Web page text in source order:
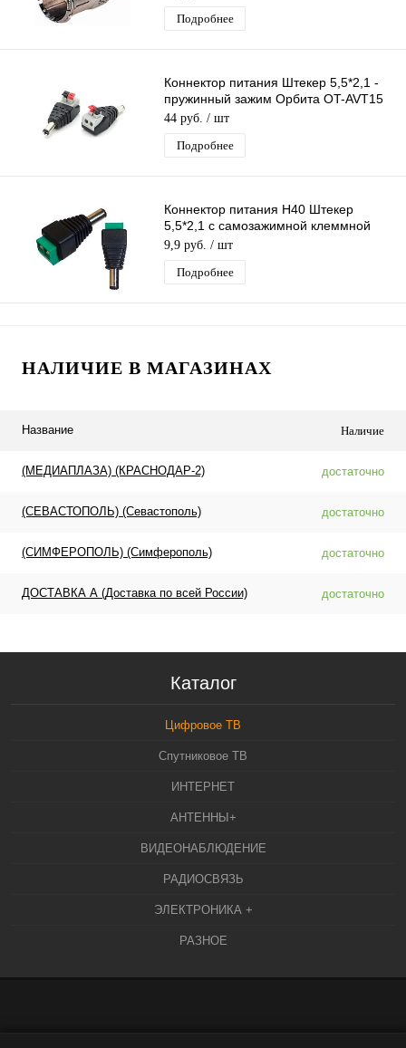
Подробнее
Коннектор питания Штекер 5,5*2,1 -
пружинный зажим Орбита OT-AVT15
переходник разъем папа DC 2.1х5.5
44 руб. / шт
Подробнее
Коннектор питания H40 Штекер
5,5*2,1 с самозажимной клеммной
колодкой, разъем, штекер питания
9,9 руб. / шт
Подробнее
НАЛИЧИЕ В МАГАЗИНАХ
Название Наличие
(МЕДИАПЛАЗА) (КРАСНОДАР-2) достаточно
(СЕВАСТОПОЛЬ) (Севастополь) достаточно
(СИМФЕРОПОЛЬ) (Симферополь) достаточно
ДОСТАВКА А (Доставка по всей России) достаточно
Каталог
Цифровое ТВ
Спутниковое ТВ
ИНТЕРНЕТ
АНТЕННЫ+
ВИДЕОНАБЛЮДЕНИЕ
РАДИОСВЯЗЬ
ЭЛЕКТРОНИКА +
РАЗНОЕ